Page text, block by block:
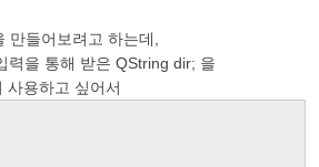
만들어보려고 하는데,
력을 통해 받은 QString dir; 을
사용하고 싶어서